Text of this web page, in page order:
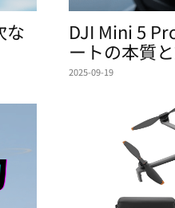
な DJI Mini 5
ートの本質
2025-09-19